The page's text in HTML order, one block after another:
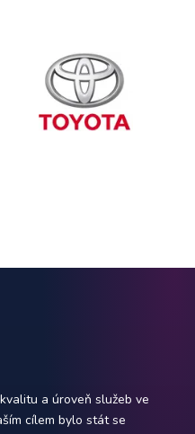
a úroveň služeb ve
cílem bylo stát se